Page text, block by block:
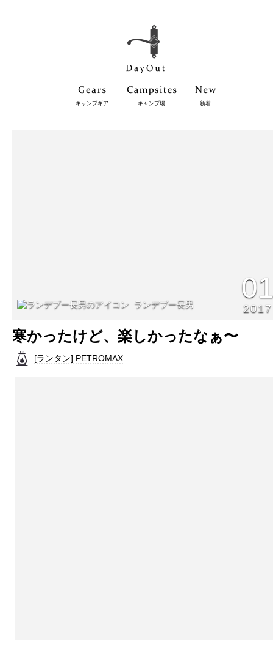
キャンプギア キャンプ場 新着
ランデブー長男 2017
寒かったけど、楽しかったなぁ〜
[ランタン] PETROMAX